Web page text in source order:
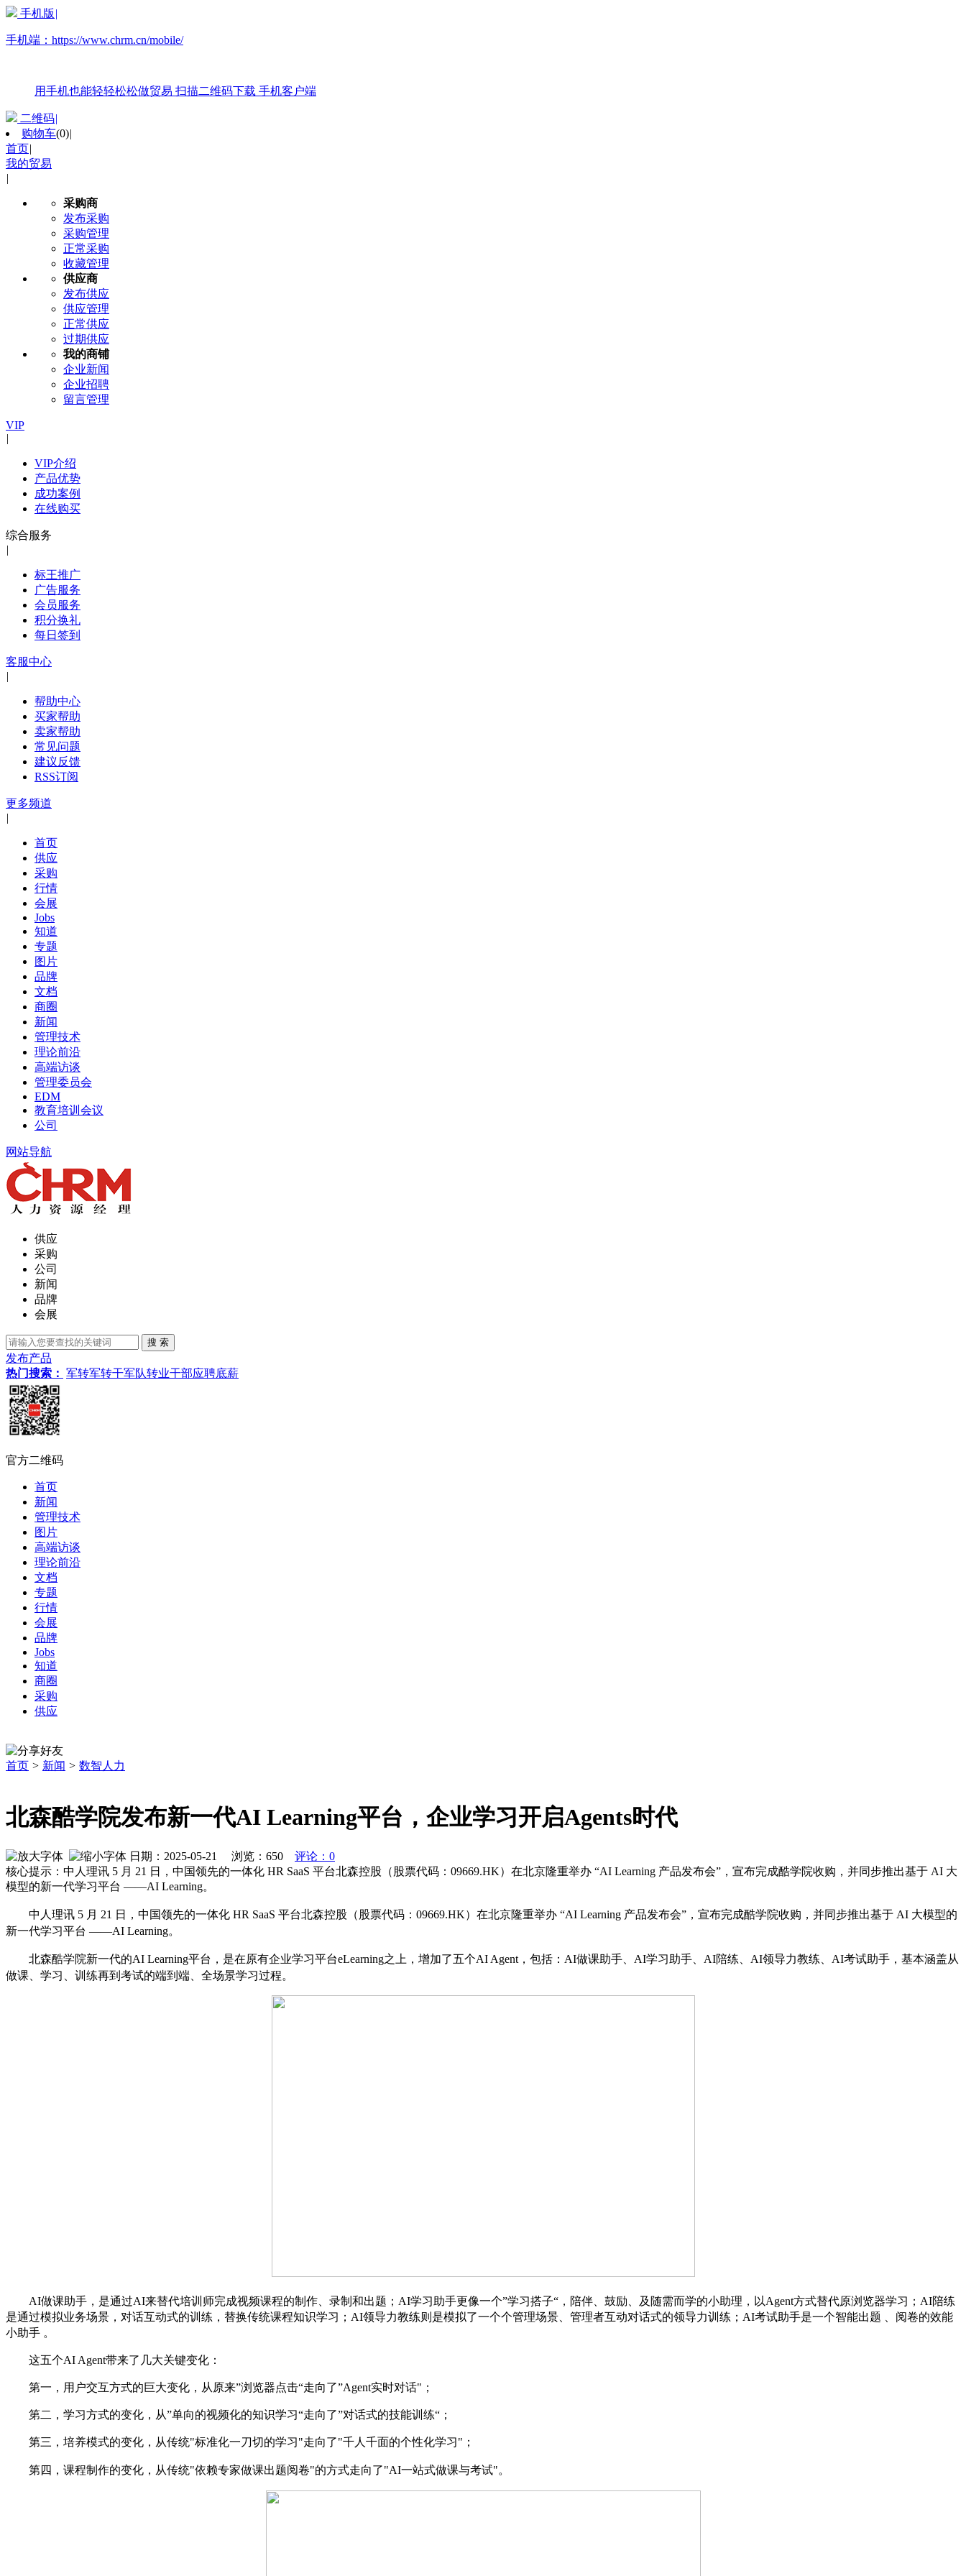
手机版 |
手机端： https://www.chrm.cn/mobile/
用手机也能轻轻松松做贸易 扫描二维码下载 手机客户端
二维码|
购物车(0)|
首页|
我的贸易
|
采购商
发布采购
采购管理
正常采购
收藏管理
供应商
发布供应
供应管理
正常供应
过期供应
我的商铺
企业新闻
企业招聘
留言管理
VIP
|
VIP介绍
产品优势
成功案例
在线购买
综合服务
|
标王推广
广告服务
会员服务
积分换礼
每日签到
客服中心
|
帮助中心
买家帮助
卖家帮助
常见问题
建议反馈
RSS订阅
更多频道
|
首页
供应
采购
行情
会展
Jobs
知道
专题
图片
品牌
文档
商圈
新闻
管理技术
理论前沿
高端访谈
管理委员会
EDM
教育培训会议
公司
网站导航
供应
采购
公司
新闻
品牌
会展
发布产品
热门搜索： 军转军转干军队转业干部应聘底薪
官方二维码
首页
新闻
管理技术
图片
高端访谈
理论前沿
文档
专题
行情
会展
品牌
Jobs
知道
商圈
采购
供应
首页 > 新闻 > 数智人力
北森酷学院发布新一代AI Learning平台，企业学习开启Agents时代
日期：2025-05-21 浏览： 650
评论：0
核心提示：中人理讯 5 月 21 日，中国领先的一体化 HR SaaS 平台北森控股（股票代码：09669.HK）在北京隆重举办 “AI Learning 产品发布会”，宣布完成酷学院收购，并同步推出基于 AI 大
模型的新一代学习平台 ——AI Learning。
中人理讯 5 月 21 日，中国领先的一体化 HR SaaS 平台北森控股（股票代码： 09669.HK）在北京隆重举办 “AI Learning 产品发布会” ，宣布完成酷学院收购，并同步推出基于 AI 大模型的
新一代学习平台 ——AI Learning。
北森酷学院新一代的AI Learning平台，是在原有企业学习平台eLearning之上，增加了五个AI Agent ，包括： AI做课助手、 AI学习助手、 AI陪练、 AI领导力教练、 AI考试助手，基本涵盖从
做课、学习、训练再到考试的端到端、全场景学习过程。
AI做课助手，是通过AI来替代培训师完成视频课程的制作、录制和出题； AI学习助手更像一个”学习搭子“ ，陪伴、鼓励、及随需而学的小助理，以Agent方式替代原浏览器学习； AI陪练
是通过模拟业务场景，对话互动式的训练，替换传统课程知识学习； AI领导力教练则是模拟了一个个管理场景、管理者互动对话式的领导力训练； AI考试助手是一个智能出题 、阅卷的效能
小助手 。
这五个AI Agent带来了几大关键变化：
第一，用户交互方式的巨大变化，从原来”浏览器点击“走向了”Agent实时对话" ；
第二，学习方式的变化，从”单向的视频化的知识学习“走向了”对话式的技能训练“ ；
第三，培养模式的变化，从传统"标准化一刀切的学习"走向了"千人千面的个性化学习" ；
第四，课程制作的变化，从传统"依赖专家做课出题阅卷"的方式走向了"AI一站式做课与考试"。